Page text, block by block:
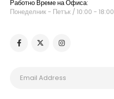
Работно Време на Офиса:
Понеделник - Петък / 10:00 - 18:00